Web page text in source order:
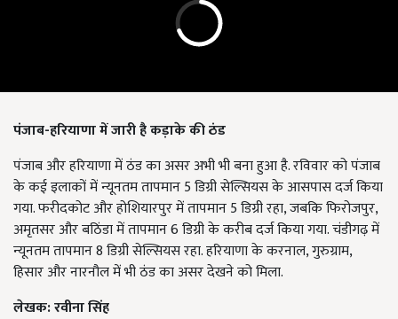
पंजाब-हरियाणा में जारी है कड़ाके की ठंड
पंजाब और हरियाणा में ठंड का असर अभी भी बना हुआ है. रविवार को पंजाब
के कई इलाकों में न्यूनतम तापमान 5 डिग्री सेल्सियस के आसपास दर्ज किया
गया. फरीदकोट और होशियारपुर में तापमान 5 डिग्री रहा, जबकि फिरोजपुर,
अमृतसर और बठिंडा में तापमान 6 डिग्री के करीब दर्ज किया गया. चंडीगढ़ में
न्यूनतम तापमान 8 डिग्री सेल्सियस रहा. हरियाणा के करनाल, गुरुग्राम,
हिसार और नारनौल में भी ठंड का असर देखने को मिला.
लेखक: रवीना सिंह